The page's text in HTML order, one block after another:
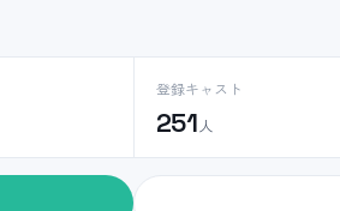
登録キャスト
251 人